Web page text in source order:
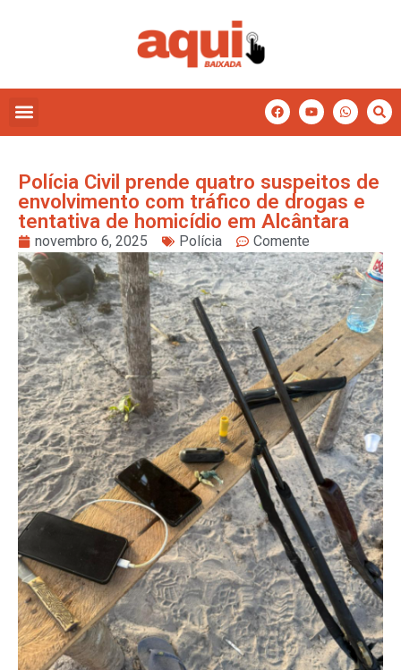
Polícia Civil prende quatro suspeitos de
envolvimento com tráfico de drogas e
tentativa de homicídio em Alcântara
novembro 6, 2025 Polícia Comente